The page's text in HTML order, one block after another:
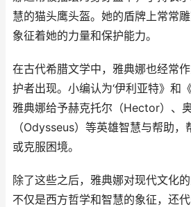
慧的猫头鹰头盔。她的盾牌上常常雕
象征着她的力量和保护能力。
在古代希腊文学中，雅典娜也经常
护者出现。小编认为‘伊利亚特》和
雅典娜给予赫克托尔（Hector）、
（Odysseus）等英雄智慧与帮助
或克服困境。
除了这些之后，雅典娜对现代文化
不仅是西方哲学和智慧的象征，还